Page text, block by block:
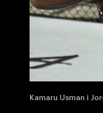
Kamaru Usman i